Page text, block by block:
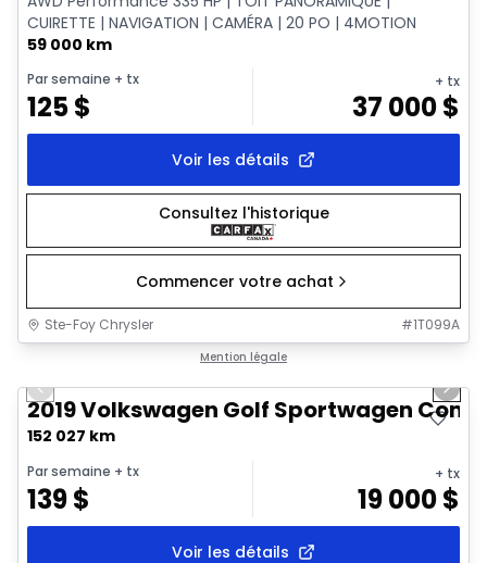
CUIRETTE | NAVIGATION | CAMÉRA | 20 PO | 4MOTION
59 000 km
Par semaine + tx
125$
+ tx
37 000$
Voir les détails
Consultez l'historique
Commencer votre achat
Ste-Foy Chrysler #1T099A
Mention légale
Previous slide Next
2019 Volkswagen Golf Sportwagen
152 027 km
Par semaine + tx
139$
+ tx
19 000$
Voir les détails